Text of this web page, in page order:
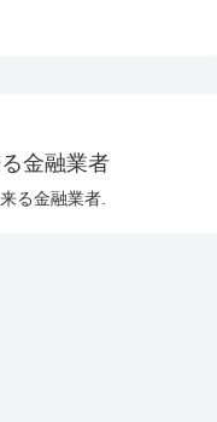
金融業者
る金融業者.